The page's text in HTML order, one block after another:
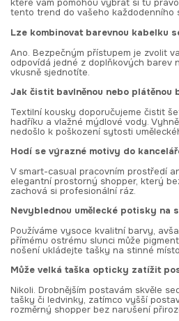
tento trend do vašeho každodenního
Lze kombinovat barevnou kabelku
Ano. Bezpečným přístupem je zvolit
odpovídá jedné z doplňkových barev
vkusně sjednotíte.
Jak čistit bavlněnou nebo plátěnou
Textilní kousky doporučujeme čistit
hadříku a vlažné mýdlové vody.
nedošlo k poškození sytosti
Hodí se výrazné motivy do
V smart-casual pracovním prostředí
elegantní prostorný shopper, který
zachová si profesionální ráz.
Nevyblednou umělecké potisky na
Používáme vysoce kvalitní barvy,
přímému ostrému slunci může
nošení ukládejte tašky na stinné
Může velká taška opticky zatížit
Nikoli. Drobnějším postavám skvěle
tašky či ledvinky, zatímco vyšší
rozměrný shopper bez narušení